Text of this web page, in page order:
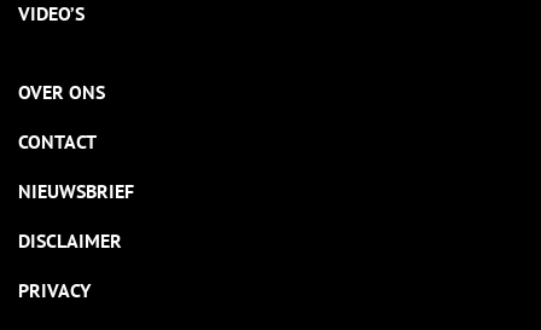
VIDEO’S
OVER ONS
CONTACT
NIEUWSBRIEF
DISCLAIMER
PRIVACY